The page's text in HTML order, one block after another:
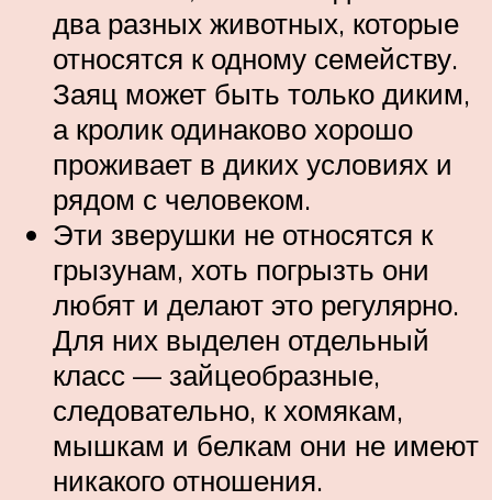
два разных животных, которые
относятся к одному семейству.
Заяц может быть только диким,
а кролик одинаково хорошо
проживает в диких условиях и
рядом с человеком.
Эти зверушки не относятся к
грызунам, хоть погрызть они
любят и делают это регулярно.
Для них выделен отдельный
класс — зайцеобразные,
следовательно, к хомякам,
мышкам и белкам они не имеют
никакого отношения.